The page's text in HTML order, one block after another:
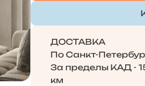
ДОСТАВКА
По Санкт-
За пределы КАД -
км